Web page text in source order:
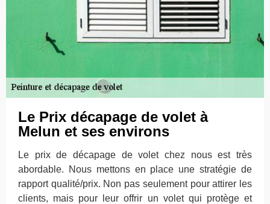
Le Prix décapage de volet à
Melun et ses environs
Le prix de décapage de volet chez nous est très
abordable. Nous mettons en place une stratégie de
rapport qualité/prix. Non pas seulement pour attirer les
clients, mais pour leur offrir un volet qui protège et